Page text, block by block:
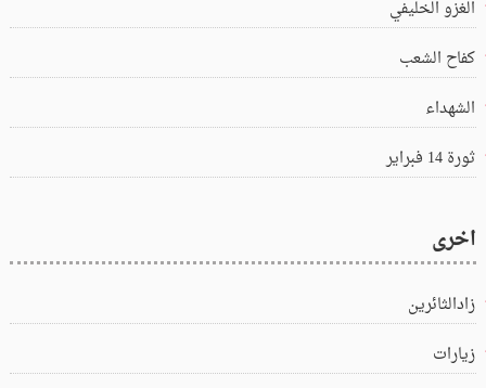
الغزو الخليفي
كفاح الشعب
الشهداء
ثورة 14 فبراير
اخرى
زادالثائرين
زيارات